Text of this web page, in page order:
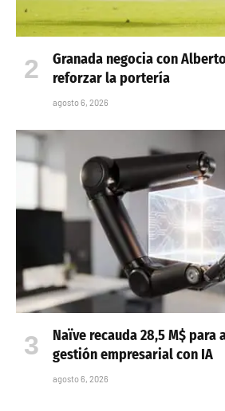
Granada negocia con
reforzar la portería
agosto 6, 2026
Naïve recauda 28,5 M$
gestión empresarial con IA
agosto 6, 2026